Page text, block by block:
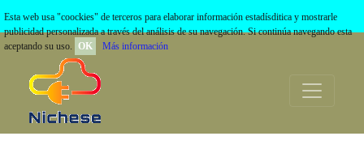
Hidráulica
Esta web usa "coockies" de terceros para elaborar información estadísditica y mostrarle
publicidad personalizada a través del análisis de su navegación. Si continúa navegando esta
aceptando su uso. OK Más información